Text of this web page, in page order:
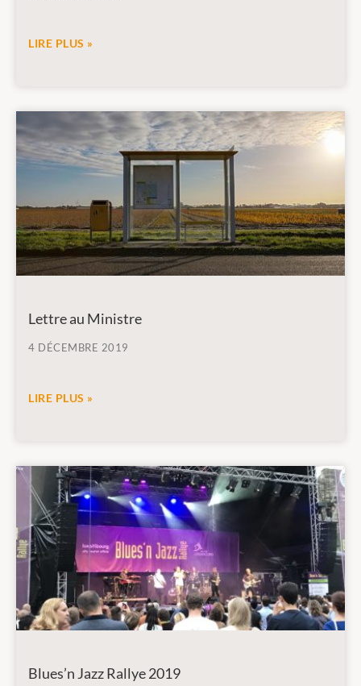
LIRE PLUS »
Lettre au Ministre
4 DÉCEMBRE 2019
LIRE PLUS »
Blues’n Jazz Rallye 2019